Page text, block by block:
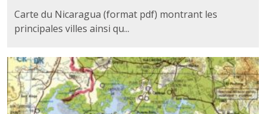
Carte du Nicaragua (format pdf) montrant les
principales villes ainsi qu...